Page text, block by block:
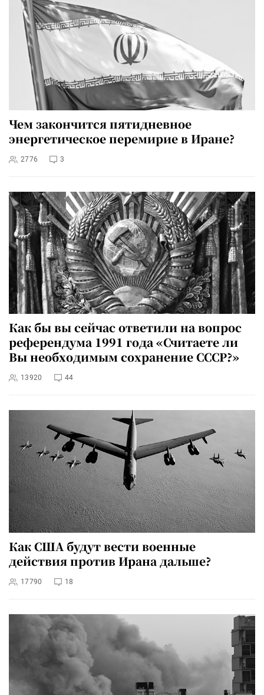
Чем закончится пятидневное
энергетическое перемирие в Иране?
2776 3
Как бы вы сейчас ответили на вопрос
референдума 1991 года «Считаете ли
Вы необходимым сохранение СССР?»
13920 44
Как США будут вести военные
действия против Ирана дальше?
17790 18